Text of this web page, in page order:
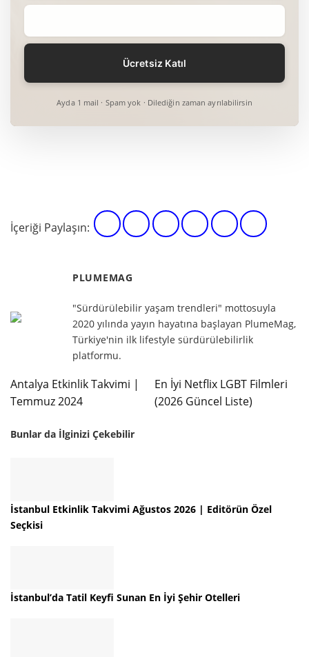
Ayda 1 mail · Spam yok · Dilediğin zaman ayrılabilirsin
İçeriği Paylaşın:
PLUMEMAG
"Sürdürülebilir yaşam trendleri" mottosuyla
2020 yılında yayın hayatına başlayan PlumeMag,
Türkiye'nin ilk lifestyle sürdürülebilirlik
platformu.
Antalya Etkinlik Takvimi |
Temmuz 2024
En İyi Netflix LGBT Filmleri
(2026 Güncel Liste)
Bunlar da İlginizi Çekebilir
İstanbul Etkinlik Takvimi Ağustos 2026 | Editörün Özel
Seçkisi
İstanbul’da Tatil Keyfi Sunan En İyi Şehir Otelleri